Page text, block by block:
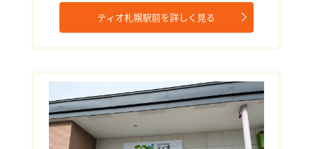
ティオ札幌駅前を詳しく見る